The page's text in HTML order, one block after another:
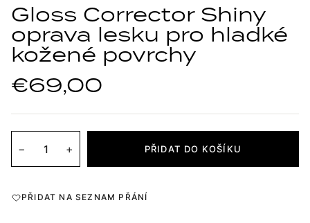
Gloss Corrector Shiny
oprava lesku pro hladké
kožené povrchy
€69,00
− + PŘIDAT DO KOŠÍKU
PŘIDAT NA SEZNAM PŘÁNÍ